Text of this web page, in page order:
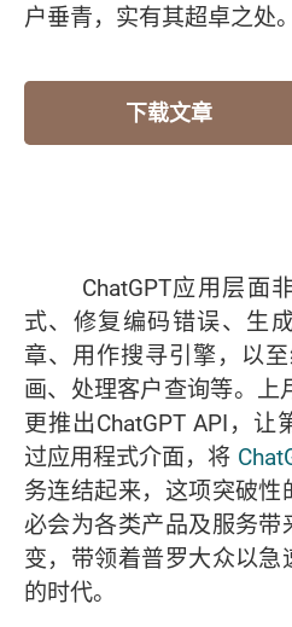
户垂青，实有其超卓之处。
下载文章
ChatGPT应用层面
式、修复编码错误、生
章、用作搜寻引擎，以
画、处理客户查询等。上
更推出ChatGPT API，
过应用程式介面，将
务连结起来，这项突破
必会为各类产品及服务
变，带领着普罗大众以
的时代。